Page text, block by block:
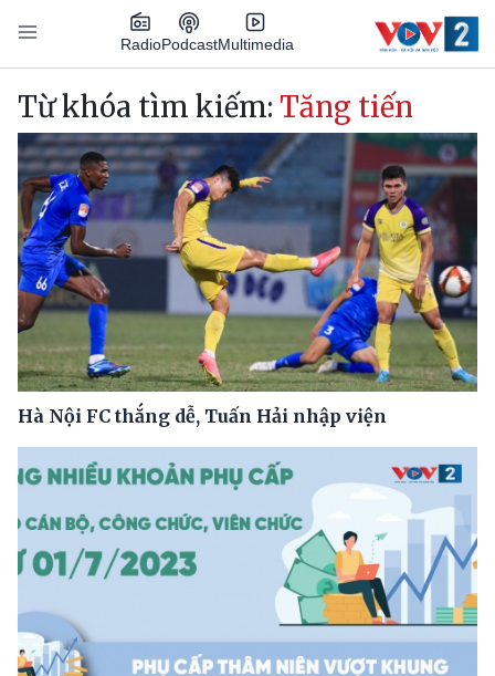
Nhảy đến nội dung
RadioPodcastMultimedia
Main navigation
Từ khóa tìm kiếm: Tăng tiến
Hà Nội FC thắng dễ, Tuấn Hải nhập viện